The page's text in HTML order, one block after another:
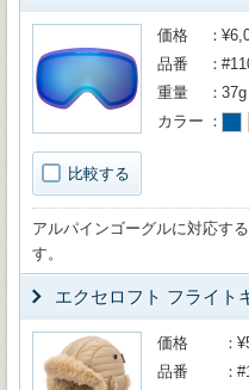
比較する
価格
品番
重量
37g
カラー
アルパインゴーグルに対応す
す。
エクセロフト フライト
価格
品番